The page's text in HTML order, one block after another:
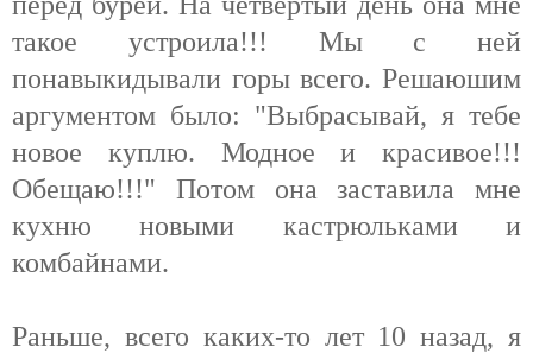
такое устроила!!! Мы с ней
понавыкидывали горы всего. Решаюшим
аргументом было: "Выбрасывай, я тебе
новое куплю. Модное и красивое!!!
Обещаю!!!" Потом она заставила мне
кухню новыми кастрюльками и
комбайнами.
Раньше, всего каких-то лет 10 назад, я